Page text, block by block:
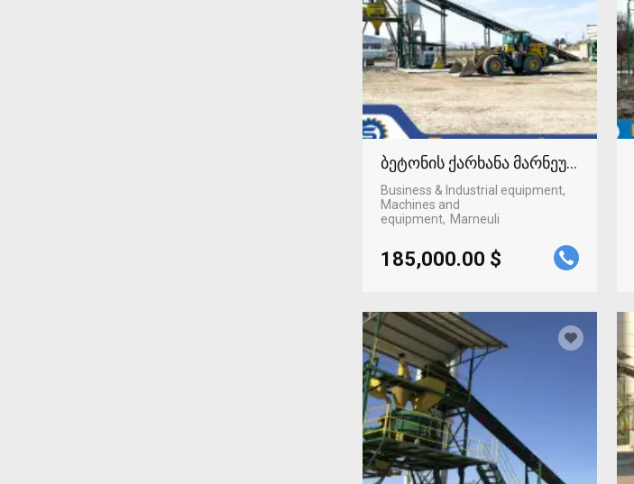
ბეტონის ქარხანა მარნეულში
Business & Industrial equipment,
Machines and
equipment
Marneuli
185,000.00 $